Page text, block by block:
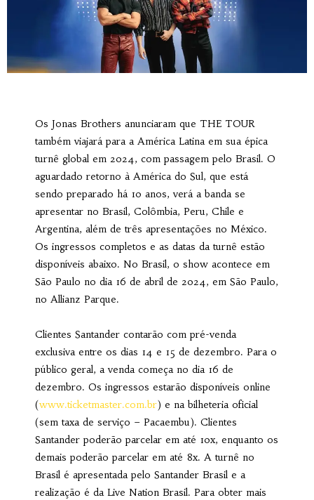
Os Jonas Brothers anunciaram que THE TOUR
também viajará para a América Latina em sua épica
turnê global em 2024, com passagem pelo Brasil. O
aguardado retorno à América do Sul, que está
sendo preparado há 10 anos, verá a banda se
apresentar no Brasil, Colômbia, Peru, Chile e
Argentina, além de três apresentações no México.
Os ingressos completos e as datas da turnê estão
disponíveis abaixo. No Brasil, o show acontece em
São Paulo no dia 16 de abril de 2024, em São Paulo,
no Allianz Parque.
Clientes Santander contarão com pré-venda
exclusiva entre os dias 14 e 15 de dezembro. Para o
público geral, a venda começa no dia 16 de
dezembro. Os ingressos estarão disponíveis online
(www.ticketmaster.com.br) e na bilheteria oficial
(sem taxa de serviço – Pacaembu). Clientes
Santander poderão parcelar em até 10x, enquanto os
demais poderão parcelar em até 8x. A turnê no
Brasil é apresentada pelo Santander Brasil e a
realização é da Live Nation Brasil. Para obter mais